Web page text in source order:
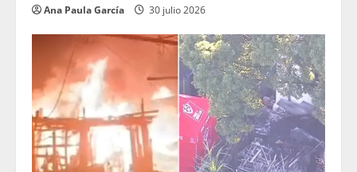
Ana Paula García 30 julio 2026